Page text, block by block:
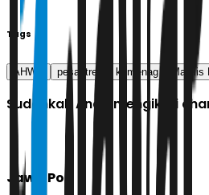
Tags
AHWA pesantren kemenag
Sudahkah Anda mengikuti
Jawa Pos